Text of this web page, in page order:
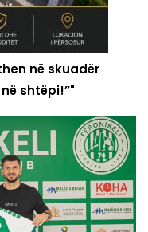
në skuadër
shtëpi!”"